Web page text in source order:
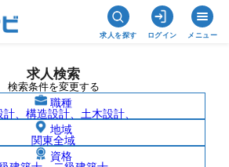
求人を探す ログイン メニュー
求人検索
検索条件を変更する
職種
、構造設計、土木設計、
地域
関東全域
資格